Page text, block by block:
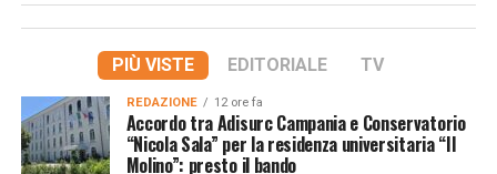
PIÙ VISTE EDITORIALE TV
REDAZIONE 12 ore fa
Accordo tra Adisurc Campania e Conservatorio
“Nicola Sala” per la residenza universitaria “Il
Molino”: presto il bando